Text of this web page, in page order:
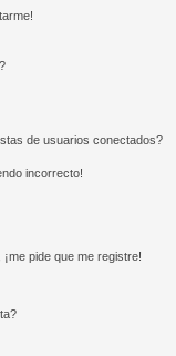
de usuarios conectados?
incorrecto!
pide que me registre!